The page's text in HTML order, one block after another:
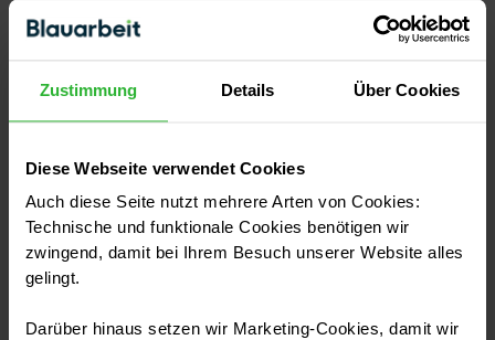
Zustimmung Details Über Cookies
Diese Webseite verwendet Cookies
Auch diese Seite nutzt mehrere Arten von Cookies:
Technische und funktionale Cookies benötigen wir
zwingend, damit bei Ihrem Besuch unserer Website alles
gelingt.
Darüber hinaus setzen wir Marketing-Cookies, damit wir
Weiterlesen